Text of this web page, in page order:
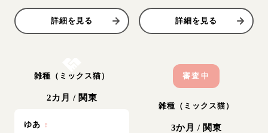
詳細を見る 詳細を見る
雑種（ミックス猫）
2カ月 / 関東
ゆあ ♀
審査中
雑種（ミックス猫）
3か月 / 関東